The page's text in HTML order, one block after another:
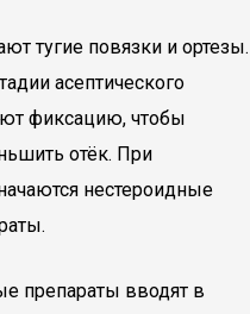
тугие повязки и ортезы.
асептического
фиксацию, чтобы
отёк. При
нестероидные
препараты вводят в